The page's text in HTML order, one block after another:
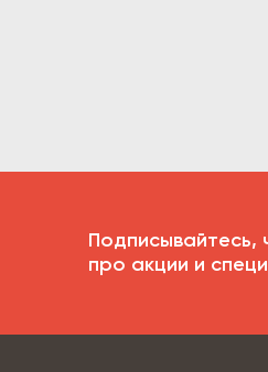
Подписывайтесь,
про акции и